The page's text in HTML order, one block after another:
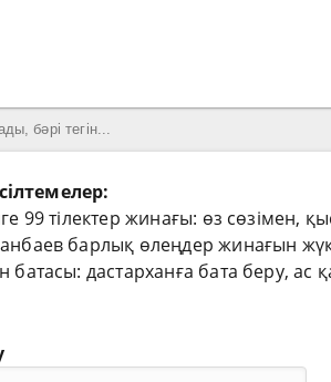
99 тілектер жинағы: өз сөзімен,
барлық өлеңдер жинағын
батасы: дастарханға бата беру, ас